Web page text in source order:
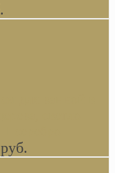
светло
серебро